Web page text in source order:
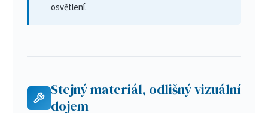
osvětlení.
Stejný materiál, odlišný vizuální
dojem